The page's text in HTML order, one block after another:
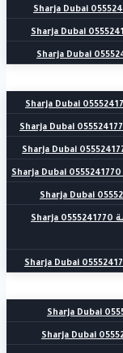
شركة مكافحة بق الفراش في راس الخيمة 0555241770 Sharja